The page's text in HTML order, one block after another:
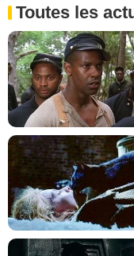
Toutes les